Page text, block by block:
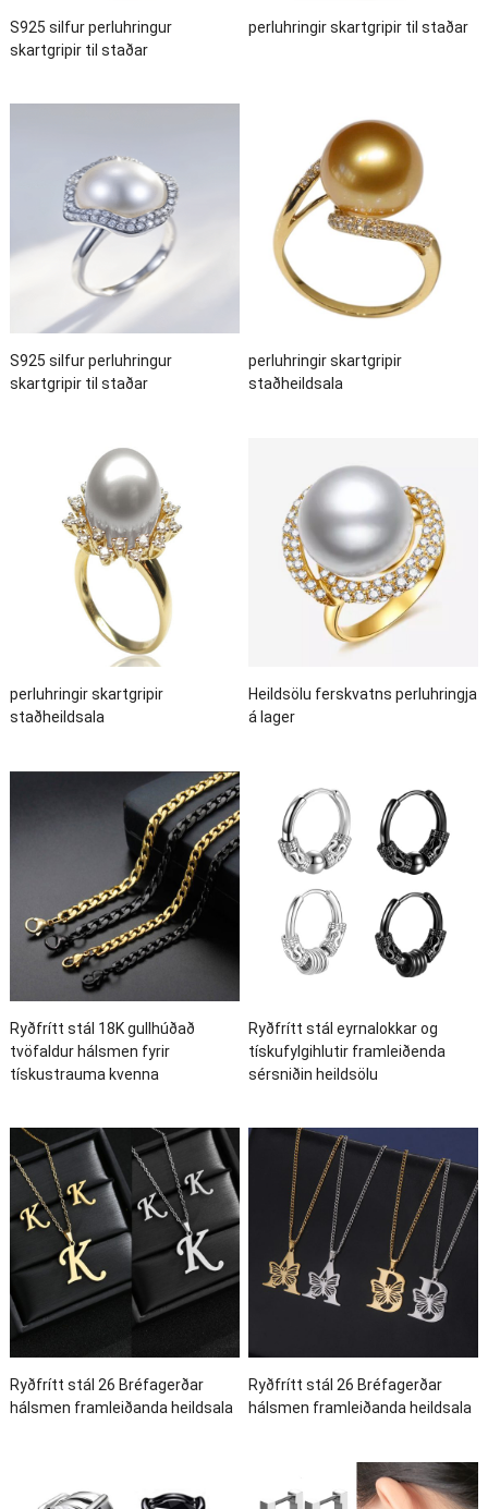
S925 silfur perluhringur
skartgripir til staðar
perluhringir skartgripir til staðar
S925 silfur perluhringur
skartgripir til staðar
perluhringir skartgripir
staðheildsala
perluhringir skartgripir
staðheildsala
Heildsölu ferskvatns perluhringja
á lager
Ryðfrítt stál 18K gullhúðað
tvöfaldur hálsmen fyrir
tískustrauma kvenna
Ryðfrítt stál eyrnalokkar og
tískufylgihlutir framleiðenda
sérsniðin heildsölu
Ryðfrítt stál 26 Bréfagerðar
hálsmen framleiðanda heildsala
Ryðfrítt stál 26 Bréfagerðar
hálsmen framleiðanda heildsala